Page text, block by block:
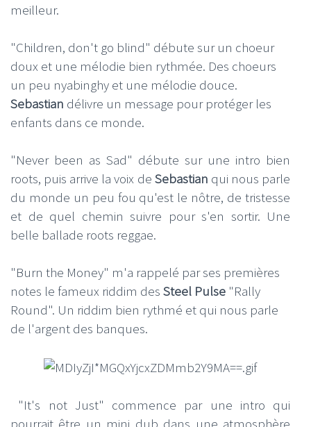
meilleur.
"Children, don't go blind" débute sur un choeur
doux et une mélodie bien rythmée. Des choeurs
un peu nyabinghy et une mélodie douce.
Sebastian délivre un message pour protéger les
enfants dans ce monde.
"Never been as Sad" débute sur une intro bien
roots, puis arrive la voix de Sebastian qui nous parle
du monde un peu fou qu'est le nôtre, de tristesse
et de quel chemin suivre pour s'en sortir. Une
belle ballade roots reggae.
"Burn the Money" m'a rappelé par ses premières
notes le fameux riddim des Steel Pulse "Rally
Round". Un riddim bien rythmé et qui nous parle
de l'argent des banques.
"It's not Just" commence par une intro qui
pourrait être un mini dub dans une atmosphère